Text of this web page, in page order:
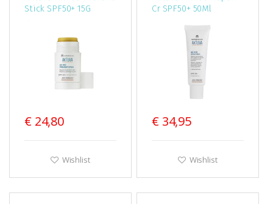
Stick SPF50+ 15G
€ 24,80
Wishlist
Cr SPF50+ 50Ml
€ 34,95
Wishlist